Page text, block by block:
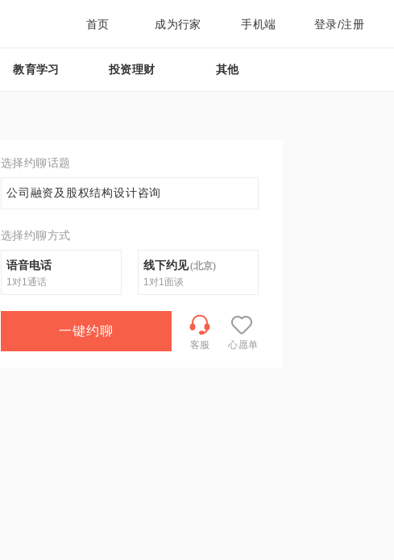
首页 成为行家 手机端 登录/注册
教育学习 投资理财 其他
选择约聊话题
公司融资及股权结构设计咨询
选择约聊方式
语音电话
1对1通话
线下约见(北京)
1对1面谈
一键约聊
客服 心愿单